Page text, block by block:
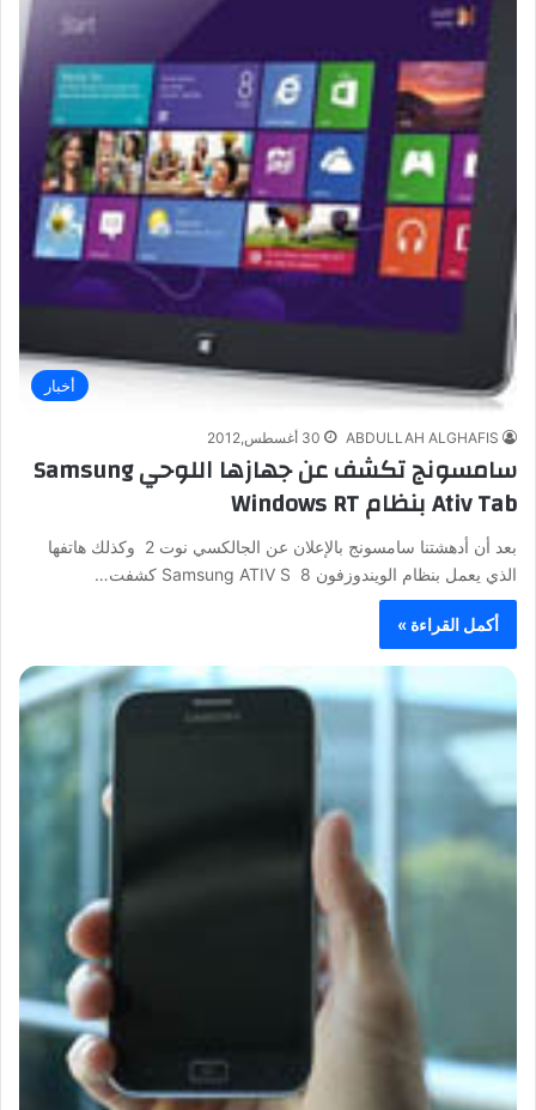
أخبار
ABDULLAH ALGHAFIS 30 أغسطس,2012
سامسونج تكشف عن جهازها اللوحي Samsung
Ativ Tab بنظام Windows RT
بعد أن أدهشتنا سامسونج بالإعلان عن الجالكسي نوت 2 وكذلك هاتفها
الذي يعمل بنظام الويندوزفون 8 Samsung ATIV S كشفت…
أكمل القراءة »